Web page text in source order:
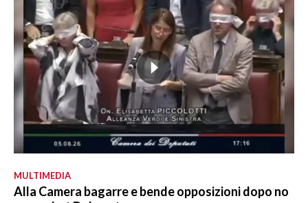
MULTIMEDIA
Alla Camera bagarre e bende opposizioni dopo no